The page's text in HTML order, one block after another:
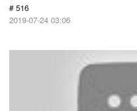
# 516
2019-07-24 03:06